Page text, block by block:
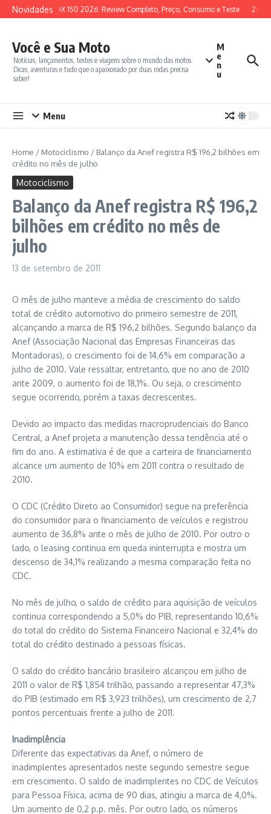
Ir para o conteúdo
Novidades
SYM ADX 150 2026: Review Completo, Preço, Consumo e Teste
Você e Sua Moto
Notícias, lançamentos, testes e viagens sobre o mundo das motos.
Dicas, aventuras e tudo que o apaixonado por duas rodas precisa
saber!
M
e
n
u
Menu
Home / Motociclismo / Balanço da Anef registra R$ 196,2 bilhões em
crédito no mês de julho
Motociclismo
Balanço da Anef registra R$ 196,2
bilhões em crédito no mês de
julho
13 de setembro de 2011
O mês de julho manteve a média de crescimento do saldo
total de crédito automotivo do primeiro semestre de 2011,
alcançando a marca de R$ 196,2 bilhões. Segundo balanço da
Anef (Associação Nacional das Empresas Financeiras das
Montadoras), o crescimento foi de 14,6% em comparação a
julho de 2010. Vale ressaltar, entretanto, que no ano de 2010
ante 2009, o aumento foi de 18,1%. Ou seja, o crescimento
segue ocorrendo, porém a taxas decrescentes.
Devido ao impacto das medidas macroprudenciais do Banco
Central, a Anef projeta a manutenção dessa tendência até o
fim do ano. A estimativa é de que a carteira de financiamento
alcance um aumento de 10% em 2011 contra o resultado de
2010.
O CDC (Crédito Direto ao Consumidor) segue na preferência
do consumidor para o financiamento de veículos e registrou
aumento de 36,8% ante o mês de julho de 2010. Por outro o
lado, o leasing continua em queda ininterrupta e mostra um
descenso de 34,1% realizando a mesma comparação feita no
CDC.
No mês de julho, o saldo de crédito para aquisição de veículos
continua correspondendo a 5,0% do PIB, representando 10,6%
do total do crédito do Sistema Financeiro Nacional e 32,4% do
total do crédito destinado a pessoas físicas.
O saldo do crédito bancário brasileiro alcançou em julho de
2011 o valor de R$ 1,854 trilhão, passando a representar 47,3%
do PIB (estimado em R$ 3,923 trilhões), um crescimento de 2,7
pontos percentuais frente a julho de 2011.
Inadimplência
Diferente das expectativas da Anef, o número de
inadimplentes apresentados neste segundo semestre segue
em crescimento. O saldo de inadimplentes no CDC de Veículos
para Pessoa Física, acima de 90 dias, atingiu a marca de 4,0%.
Um aumento de 0,2 p.p. mês. Por outro lado, os números